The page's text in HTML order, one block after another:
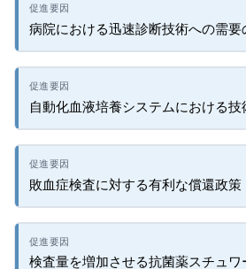
病院における迅速診断技術への需要
自動化血液培養システムにおける技
敗血症検査に対する有利な償還政策
検査量を増加させる抗菌薬スチュワ